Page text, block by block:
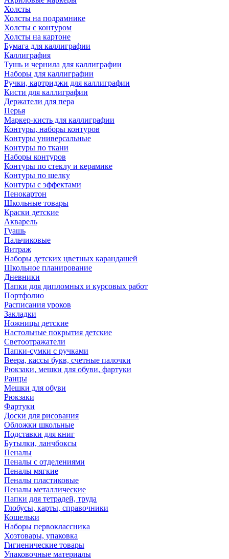
Холсты
Холсты на подрамнике
Холсты с контуром
Холсты на картоне
Бумага для каллиграфии
Каллиграфия
Тушь и чернила для каллиграфии
Наборы для каллиграфии
Ручки, картриджи для каллиграфии
Кисти для каллиграфии
Держатели для пера
Перья
Маркер-кисть для каллиграфии
Контуры, наборы контуров
Контуры универсальные
Контуры по ткани
Наборы контуров
Контуры по стеклу и керамике
Контуры по шелку
Контуры с эффектами
Пенокартон
Школьные товары
Краски детские
Акварель
Гуашь
Пальчиковые
Витраж
Наборы детских цветных карандашей
Школьное планирование
Дневники
Папки для дипломных и курсовых работ
Портфолио
Расписания уроков
Закладки
Ножницы детские
Настольные покрытия детские
Светоотражатели
Папки-сумки с ручками
Веера, кассы букв, счетные палочки
Рюкзаки, мешки для обуви, фартуки
Ранцы
Мешки для обуви
Рюкзаки
Фартуки
Доски для рисования
Обложки школьные
Подставки для книг
Бутылки, ланчбоксы
Пеналы
Пеналы с отделениями
Пеналы мягкие
Пеналы пластиковые
Пеналы металлические
Папки для тетрадей, труда
Глобусы, карты, справочники
Кошельки
Наборы первоклассника
Хозтовары, упаковка
Гигиенические товары
Упаковочные материалы